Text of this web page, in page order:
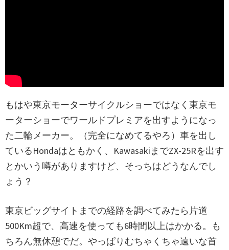
もはや東京モーターサイクルショーではなく東京モ
ーターショーでワールドプレミアを出すようになっ
た二輪メーカー。（完全になめてるやろ）車を出し
ているHondaはともかく、KawasakiまでZX-25Rを出す
とかいう噂がありますけど、そっちはどうなんでし
ょう？
東京ビッグサイトまでの経路を調べてみたら片道
500Km超で、高速を使っても6時間以上はかかる。も
ちろん無休憩でだ。やっぱりむちゃくちゃ遠いな首